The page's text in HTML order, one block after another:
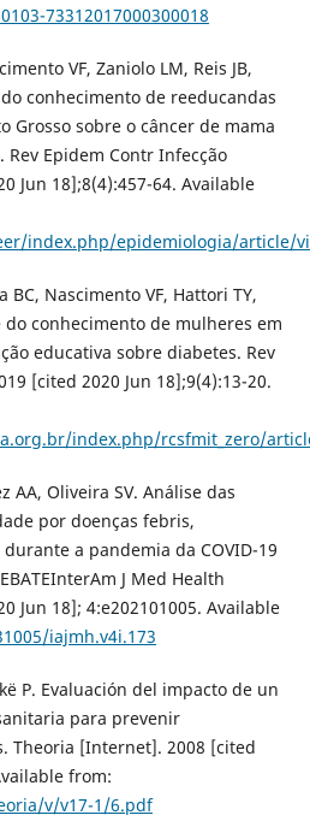
73312017000300018
VF, Zaniolo LM, Reis JB,
conhecimento de reeducandas
Grosso sobre o câncer de mama
Epidem Contr Infecção
Jun 18];8(4):457-64. Available
index.php/epidemiologia/article/
BC, Nascimento VF, Hattori TY,
do conhecimento de mulheres em
educativa sobre diabetes. Rev
[cited 2020 Jun 18];9(4):13-20.
index.php/rcsfmit_zero/
AA, Oliveira SV. Análise das
por doenças febris,
a pandemia da COVID-19
J Med Health
Jun 18]; 4:e202101005. Available
iajmh.v4i.173
P. Evaluación del impacto de un
para prevenir
Theoria [Internet]. 2008 [cited
from:
v/v17-1/6.pdf